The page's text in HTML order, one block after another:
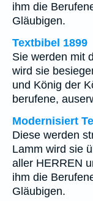
ihm die
Gläubigen.
Textbibel 1899
Sie werden mit
wird sie
und König der
berufene,
Modernisiert
Diese werden
Lamm wird sie
aller HERREN
ihm die
Gläubigen.